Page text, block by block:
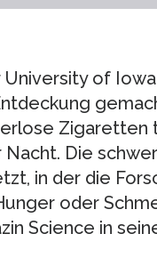
of
Zigaretten
Die
in der die
oder
Science in